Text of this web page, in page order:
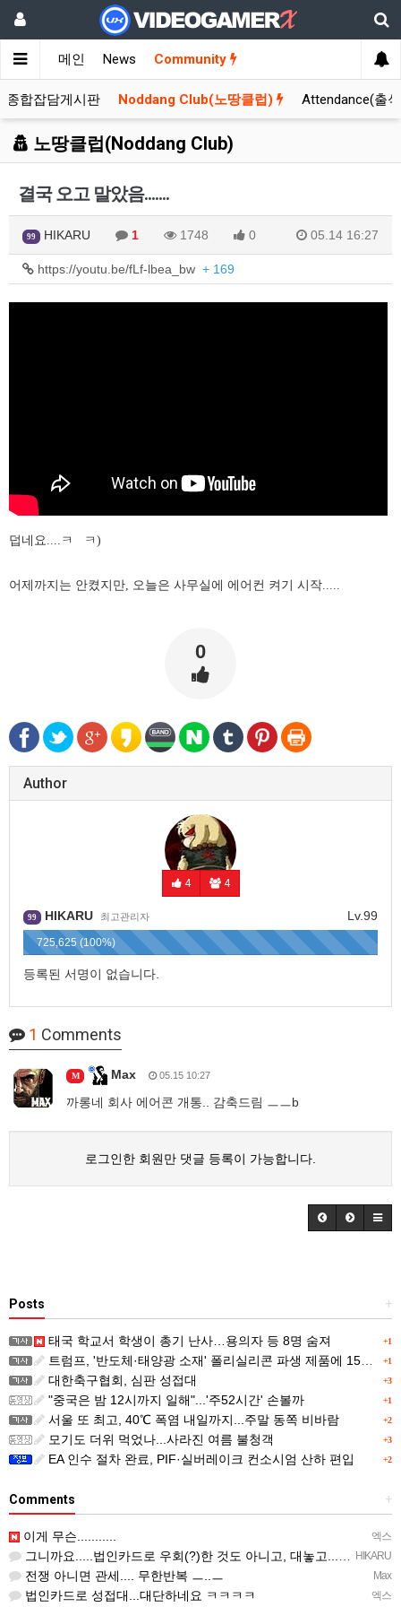
메인 News Community
종합잡담게시판 Noddang Club(노땅클럽) Attendance(출
노땅클럽(Noddang Club)
결국 오고 말았음.......
99 HIKARU 1 1748 0 05.14 16:27
https://youtu.be/fLf-lbea_bw + 169
덥네요....ㅋ ㅋ)
어제까지는 안켰지만, 오늘은 사무실에 에어컨 켜기 시작.....
0
Author
4 4
Lv.99
99 HIKARU 최고관리자
725,625 (100%)
등록된 서명이 없습니다.
1 Comments
M Max 05.15 10:27
까롱네 회사 에어콘 개통.. 감축드림 ㅡㅡb
로그인한 회원만 댓글 등록이 가능합니다.
+
Posts
+1
태국 학교서 학생이 총기 난사…용의자 등 8명 숨져
+1
트럼프, '반도체·태양광 소재' 폴리실리콘 파생 제품에 15% 관세...한국 기업도 영향
+3
대한축구협회, 심판 성접대
+1
"중국은 밤 12시까지 일해"...'주52시간' 손볼까
+2
서울 또 최고, 40℃ 폭염 내일까지...주말 동쪽 비바람
+3
모기도 더위 먹었나...사라진 여름 불청객
+2
EA 인수 절차 완료, PIF·실버레이크 컨소시엄 산하 편입
+
Comments
엑스
이게 무슨...........
HIKARU
그니까요.....법인카드로 우회(?)한 것도 아니고, 대놓고...ㅋ ㅋ)
Max
전쟁 아니면 관세.... 무한반복 ㅡ..ㅡ
엑스
법인카드로 성접대...대단하네요 ㅋㅋㅋㅋ